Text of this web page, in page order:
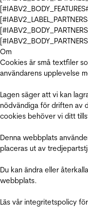
Om
Cookies är små textfiler
användarens upplevelse
Lagen säger att vi kan
nödvändiga för driften av
cookies behöver vi ditt
Denna webbplats
placeras ut av
Du kan ändra eller
webbplats.
Läs vår integritetspolicy